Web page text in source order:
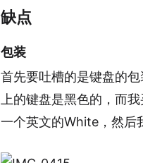
缺点
包装
首先要吐槽的是键盘的
上的键盘是黑色的，而
一个英文的White，然后